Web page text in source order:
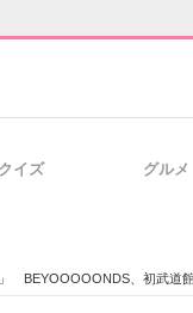
クイズ グルメ
BEYOOOOONDS、初武道